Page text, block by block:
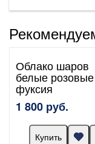
Облако шаров
белые розовые
фуксия
1 800 руб.
Купить